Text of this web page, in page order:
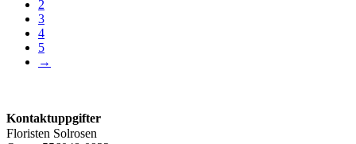
2
3
4
5
→
Kontaktuppgifter
Floristen Solrosen